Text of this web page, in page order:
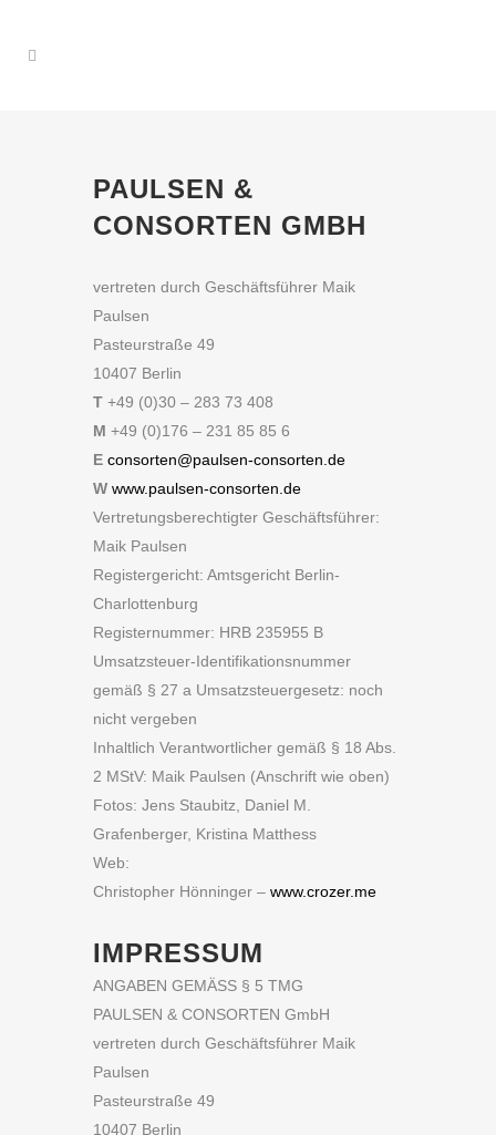
PAULSEN &
CONSORTEN GMBH
vertreten durch Geschäftsführer Maik
Paulsen
Pasteurstraße 49
10407 Berlin
T +49 (0)30 – 283 73 408
M +49 (0)176 – 231 85 85 6
E consorten@paulsen-consorten.de
W www.paulsen-consorten.de
Vertretungsberechtigter Geschäftsführer:
Maik Paulsen
Registergericht: Amtsgericht Berlin-
Charlottenburg
Registernummer: HRB 235955 B
Umsatzsteuer-Identifikationsnummer
gemäß § 27 a Umsatzsteuergesetz: noch
nicht vergeben
Inhaltlich Verantwortlicher gemäß § 18 Abs.
2 MStV: Maik Paulsen (Anschrift wie oben)
Fotos: Jens Staubitz, Daniel M.
Grafenberger, Kristina Matthess
Web:
Christopher Hönninger – www.crozer.me
IMPRESSUM
ANGABEN GEMÄSS § 5 TMG
PAULSEN & CONSORTEN GmbH
vertreten durch Geschäftsführer Maik
Paulsen
Pasteurstraße 49
10407 Berlin